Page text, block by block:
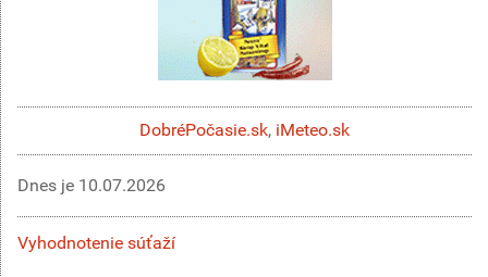
DobréPočasie.sk, iMeteo.sk
Dnes je 10.07.2026
Vyhodnotenie súťaží